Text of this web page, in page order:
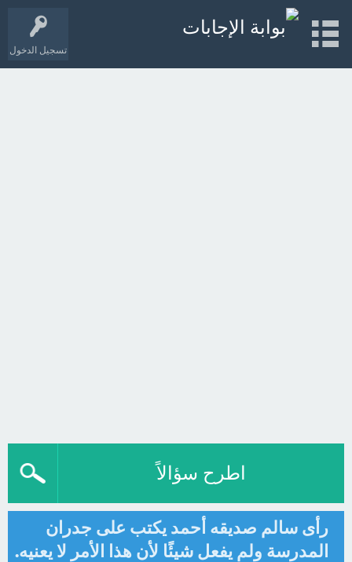
تسجيل الدخول
اطرح سؤالاً
رأى سالم صديقه أحمد يكتب على جدران
المدرسة ولم يفعل شيئًا لأن هذا الأمر لا يعنيه.